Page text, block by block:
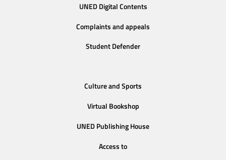
UNED Digital Contents
Complaints and appeals
Student Defender
Culture and Sports
Virtual Bookshop
UNED Publishing House
Access to